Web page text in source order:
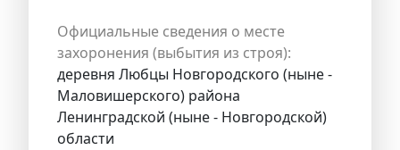
Официальные сведения о месте
захоронения (выбытия из строя):
деревня Любцы Новгородского (ныне -
Маловишерского) района
Ленинградской (ныне - Новгородской)
области